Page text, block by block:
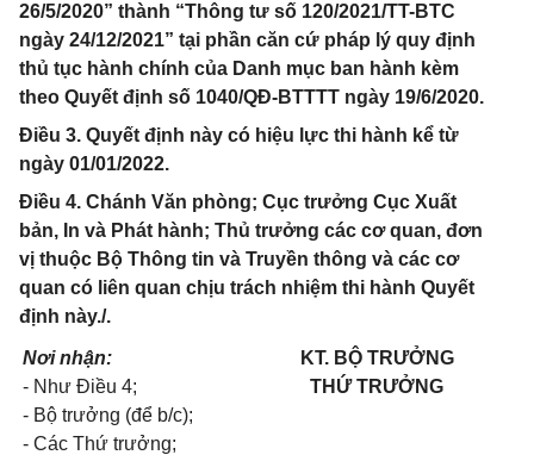
26/5/2020” thành “Thông tư số 120/2021/TT-BTC
ngày 24/12/2021” tại phần căn cứ pháp lý quy định
thủ tục hành chính của Danh mục ban hành kèm
theo Quyết định số 1040/QĐ-BTTTT ngày 19/6/2020.
Điều 3. Quyết định này có hiệu lực thi hành kể từ
ngày 01/01/2022.
Điều 4. Chánh Văn phòng; Cục trưởng Cục Xuất
bản, In và Phát hành; Thủ trưởng các cơ quan, đơn
vị thuộc Bộ Thông tin và Truyền thông và các cơ
quan có liên quan chịu trách nhiệm thi hành Quyết
định này./.
Nơi nhận:
- Như Điều 4;
- Bộ trưởng (để b/c);
- Các Thứ trưởng;
KT. BỘ TRƯỞNG
THỨ TRƯỞNG